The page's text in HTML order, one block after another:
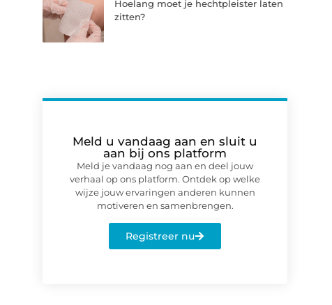
Hoelang moet je hechtpleister laten
zitten?
Meld u vandaag aan en sluit u
aan bij ons platform
Meld je vandaag nog aan en deel jouw
verhaal op ons platform. Ontdek op welke
wijze jouw ervaringen anderen kunnen
motiveren en samenbrengen.
Registreer nu